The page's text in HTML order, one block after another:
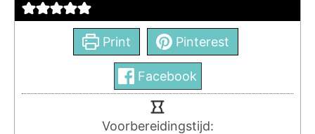
Print Pinterest
Facebook
Voorbereidingstijd: